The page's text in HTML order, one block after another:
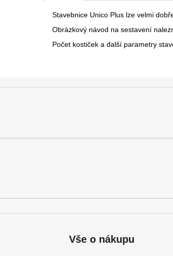
Stavebnice Unico Plus lze velmi
Obrázkový návod na sestavení
Počet kostiček a další parametry
Vše o nákupu